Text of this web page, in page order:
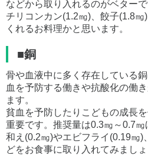
などから取り入れるのがベター
チリコンカン(1.2㎎)、餃子(1.8
くれるお料理かと思います。
■銅
骨や血液中に多く存在している
血を予防する働きや抗酸化の働
ます。
貧血を予防したりこどもの成長
重要です。推奨量は0.3㎎～0.7
和え(0.2㎎)やエビフライ(0.19㎎)
どをお食事に取り入れてみましょ